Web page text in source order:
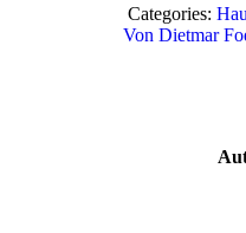
Categories:
Von Dietmar